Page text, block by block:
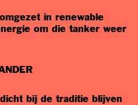
in renewable
om die tanker weer
bij de traditie blijven